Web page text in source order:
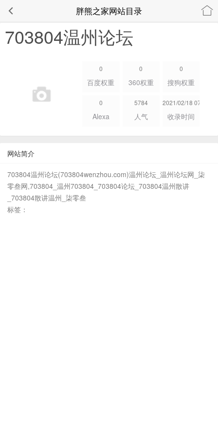
胖熊之家网站目录
703804温州论坛
0
百度权重
0
360权重
0
搜狗权重
0
Alexa
5784
人气
2021/02/18 07:40:12
收录时间
网站简介
703804温州论坛(703804wenzhou.com)温州论坛_温州论坛网_柒
零叁网,703804_温州703804_703804论坛_703804温州散讲
_703804散讲温州_柒零叁
标签：